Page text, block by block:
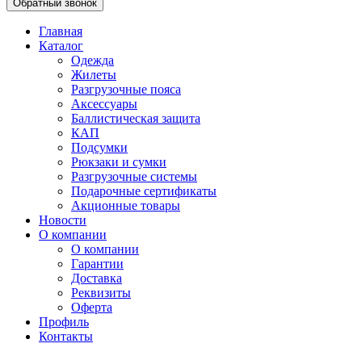
Обратный звонок
Главная
Каталог
Одежда
Жилеты
Разгрузочные пояса
Аксессуары
Баллистическая защита
КАП
Подсумки
Рюкзаки и сумки
Разгрузочные системы
Подарочные сертификаты
Акционные товары
Новости
О компании
О компании
Гарантии
Доставка
Реквизиты
Оферта
Профиль
Контакты